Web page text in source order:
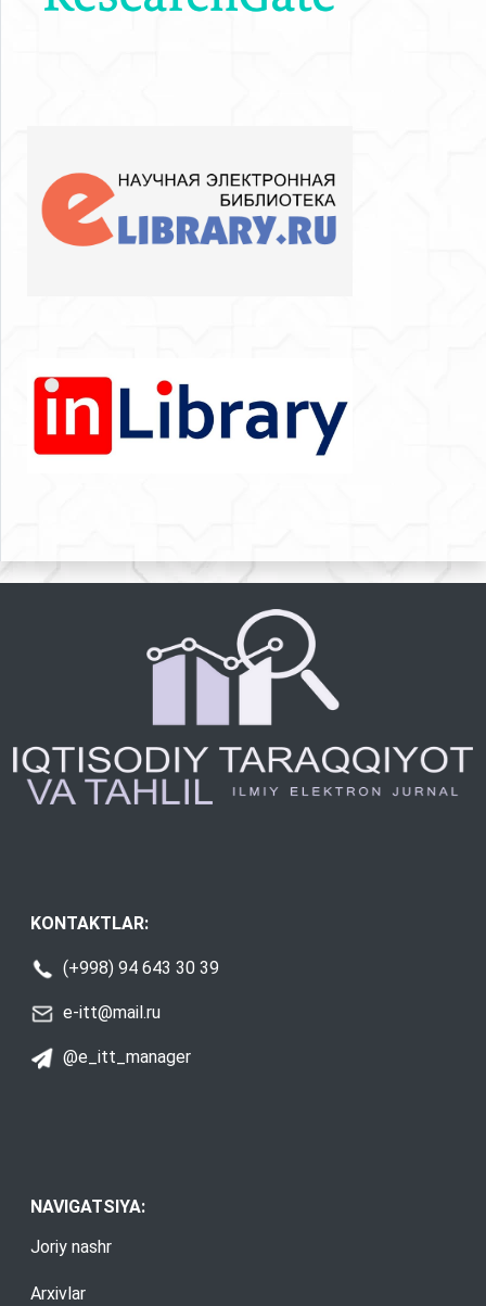
KONTAKTLAR:
(+998) 94 643 30 39
e-itt@mail.ru
@e_itt_manager
NAVIGATSIYA:
Joriy nashr
Arxivlar